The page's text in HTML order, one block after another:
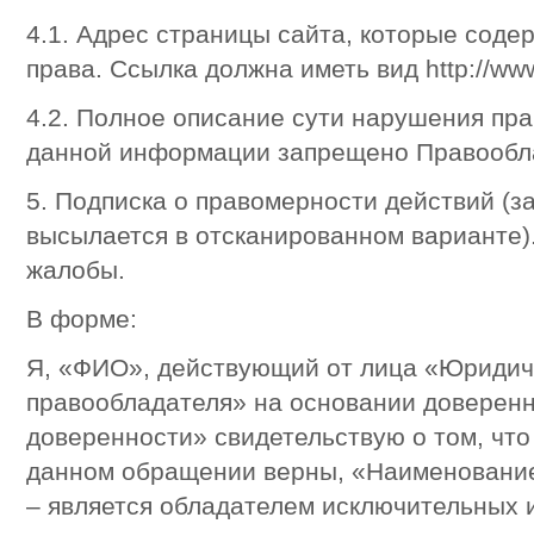
4.1. Адрес страницы сайта, которые
права. Ссылка должна иметь вид http://
4.2. Полное описание сути нарушения
данной информации запрещено
5. Подписка о правомерности действий
высылается в отсканированном
жалобы.
В форме:
Я, «ФИО», действующий от лица
правообладателя» на основании
доверенности» свидетельствую о том,
данном обращении верны,
– является обладателем